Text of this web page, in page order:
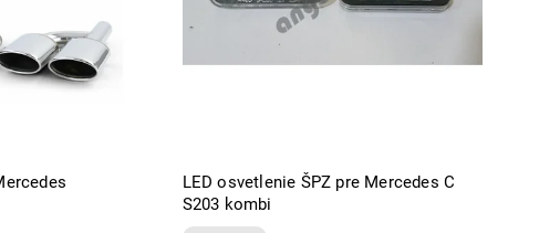
LED osvetlenie ŠPZ pre Mercedes C
S203 kombi